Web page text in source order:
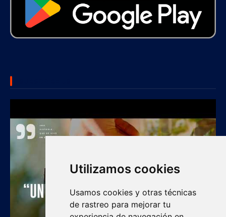
Utilizamos cookies
Usamos cookies y otras técnicas
de rastreo para mejorar tu